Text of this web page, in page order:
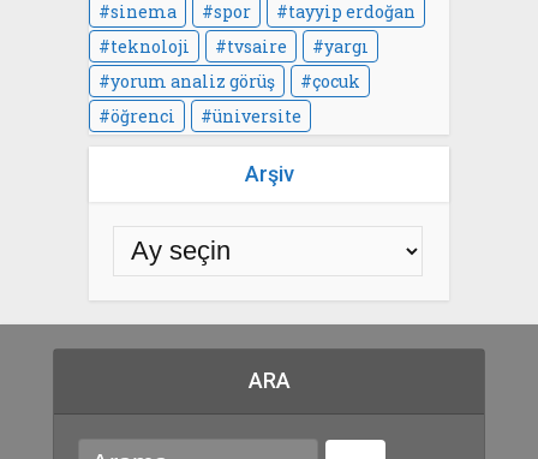
sinema
spor
tayyip erdoğan
teknoloji
tvsaire
yargı
yorum analiz görüş
çocuk
öğrenci
üniversite
Arşiv
ARA